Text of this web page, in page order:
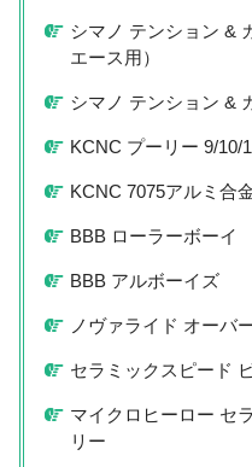
シマノ テンション &
エース用）
シマノ テンション &
KCNC プーリー 9/10/
KCNC 7075アルミ合
BBB ローラーボーイ
BBB アルボーイズ
ノヴァライド オーバ
セラミックスピード
マイクロヒーロー セ
リー